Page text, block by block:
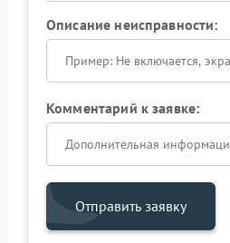
Описание неисправности:
Комментарий к заявке:
Отправить заявку